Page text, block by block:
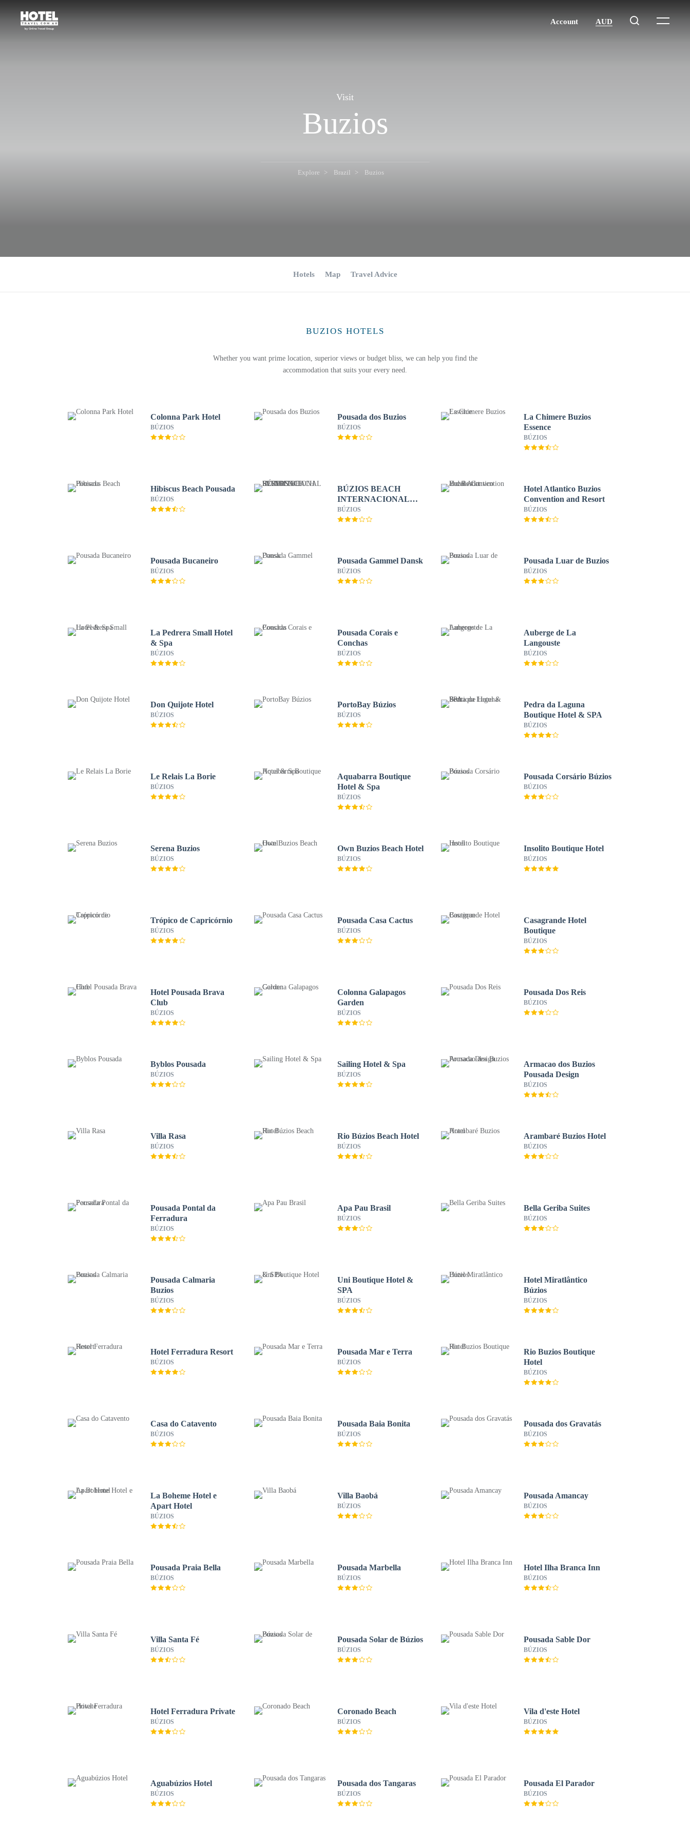
Visit
Buzios
Explore Brazil Buzios
Hotels Map Travel Advice
BUZIOS HOTELS
Whether you want prime location, superior views or budget bliss, we can help you find the
accommodation that suits your every need.
Colonna Park Hotel
BÚZIOS
Pousada dos Buzios
BÚZIOS
La Chimere Buzios
Essence
BÚZIOS
Hibiscus Beach Pousada
BÚZIOS
BÚZIOS BEACH
INTERNACIONAL
RESIDENCE SERVICE
BÚZIOS
Hotel Atlantico Buzios
Convention and Resort
BÚZIOS
Pousada Bucaneiro
BÚZIOS
Pousada Gammel Dansk
BÚZIOS
Pousada Luar de Buzios
BÚZIOS
La Pedrera Small Hotel
& Spa
BÚZIOS
Pousada Corais e
Conchas
BÚZIOS
Auberge de La
Langouste
BÚZIOS
Don Quijote Hotel
BÚZIOS
PortoBay Búzios
BÚZIOS
Pedra da Laguna
Boutique Hotel & SPA
BÚZIOS
Le Relais La Borie
BÚZIOS
Aquabarra Boutique
Hotel & Spa
BÚZIOS
Pousada Corsário Búzios
BÚZIOS
Serena Buzios
BÚZIOS
Own Buzios Beach Hotel
BÚZIOS
Insolito Boutique Hotel
BÚZIOS
Trópico de Capricórnio
BÚZIOS
Pousada Casa Cactus
BÚZIOS
Casagrande Hotel
Boutique
BÚZIOS
Hotel Pousada Brava
Club
BÚZIOS
Colonna Galapagos
Garden
BÚZIOS
Pousada Dos Reis
BÚZIOS
Byblos Pousada
BÚZIOS
Sailing Hotel & Spa
BÚZIOS
Armacao dos Buzios
Pousada Design
BÚZIOS
Villa Rasa
BÚZIOS
Rio Búzios Beach Hotel
BÚZIOS
Arambaré Buzios Hotel
BÚZIOS
Pousada Pontal da
Ferradura
BÚZIOS
Apa Pau Brasil
BÚZIOS
Bella Geriba Suites
BÚZIOS
Pousada Calmaria
Buzios
BÚZIOS
Uni Boutique Hotel &
SPA
BÚZIOS
Hotel Miratlântico
Búzios
BÚZIOS
Hotel Ferradura Resort
BÚZIOS
Pousada Mar e Terra
BÚZIOS
Rio Buzios Boutique
Hotel
BÚZIOS
Casa do Catavento
BÚZIOS
Pousada Baia Bonita
BÚZIOS
Pousada dos Gravatás
BÚZIOS
La Boheme Hotel e
Apart Hotel
BÚZIOS
Villa Baobá
BÚZIOS
Pousada Amancay
BÚZIOS
Pousada Praia Bella
BÚZIOS
Pousada Marbella
BÚZIOS
Hotel Ilha Branca Inn
BÚZIOS
Villa Santa Fé
BÚZIOS
Pousada Solar de Búzios
BÚZIOS
Pousada Sable Dor
BÚZIOS
Hotel Ferradura Private
BÚZIOS
Coronado Beach
BÚZIOS
Vila d'este Hotel
BÚZIOS
Aguabúzios Hotel
BÚZIOS
Pousada dos Tangaras
BÚZIOS
Pousada El Parador
BÚZIOS